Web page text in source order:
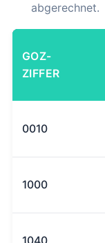
abgerechnet.
GOZ-
ZIFFER
0010
1000